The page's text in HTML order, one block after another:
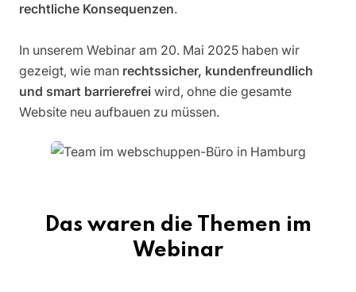
rechtliche Konsequenzen.
In unserem Webinar am 20. Mai 2025 haben wir
gezeigt, wie man rechtssicher, kundenfreundlich
und smart barrierefrei wird, ohne die gesamte
Website neu aufbauen zu müssen.
Das waren die Themen im
Webinar